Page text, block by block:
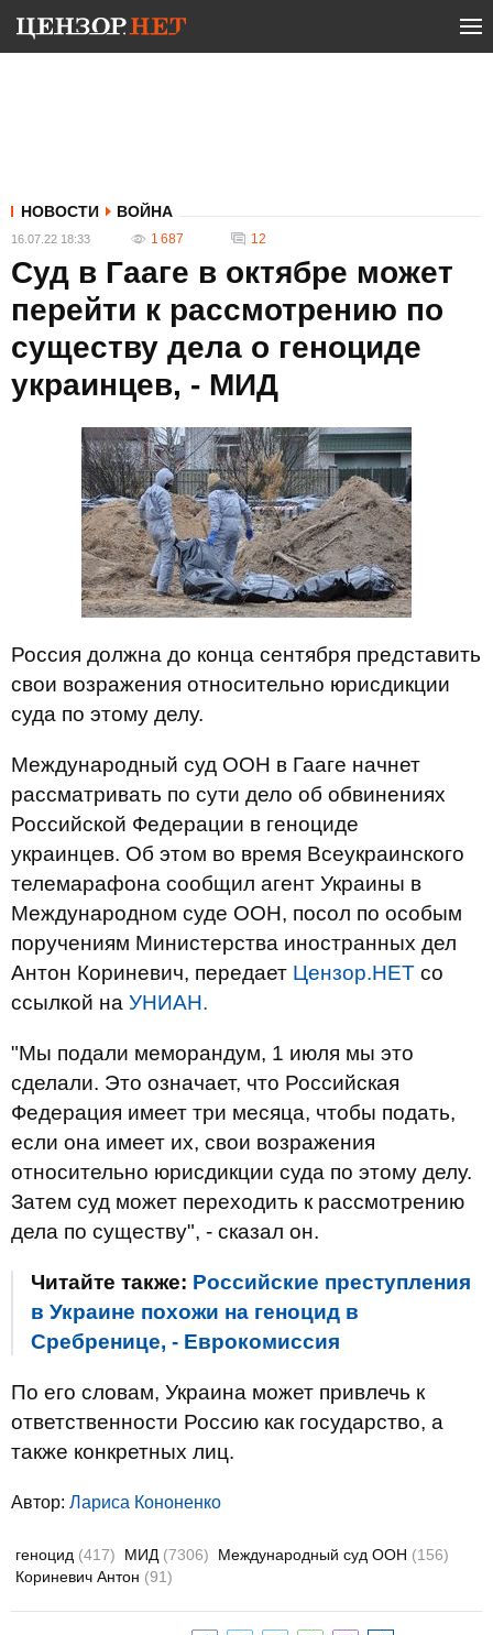
НОВОСТИ ВОЙНА
16.07.22 18:33 1 687 12
Суд в Гааге в октябре может
перейти к рассмотрению по
существу дела о геноциде
украинцев, - МИД
Россия должна до конца сентября представить
свои возражения относительно юрисдикции
суда по этому делу.
Международный суд ООН в Гааге начнет
рассматривать по сути дело об обвинениях
Российской Федерации в геноциде
украинцев. Об этом во время Всеукраинского
телемарафона сообщил агент Украины в
Международном суде ООН, посол по особым
поручениям Министерства иностранных дел
Антон Кориневич, передает Цензор.НЕТ со
ссылкой на УНИАН.
"Мы подали меморандум, 1 июля мы это
сделали. Это означает, что Российская
Федерация имеет три месяца, чтобы подать,
если она имеет их, свои возражения
относительно юрисдикции суда по этому делу.
Затем суд может переходить к рассмотрению
дела по существу", - сказал он.
Читайте также: Российские преступления
в Украине похожи на геноцид в
Сребренице, - Еврокомиссия
По его словам, Украина может привлечь к
ответственности Россию как государство, а
также конкретных лиц.
Автор: Лариса Кононенко
геноцид (417) МИД (7306) Международный суд ООН (156)
Кориневич Антон (91)